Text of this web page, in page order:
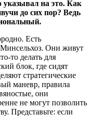
на это. Как
до сих пор? Ведь
Есть
Они живут
то делать для
блок, где сидят
стратегические
маневр, правила
они
не могут позволить
Представьте: если